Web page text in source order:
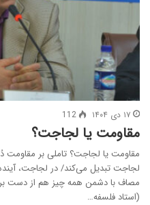
۱۷ دی ۱۴۰۴ 112
مقاومت یا لجاجت؟
لجاجت تبدیل می‌کند/ در لجاجت، آینده
مصاف با دشمن همه چیز هم از دست
(استاد فلسفه…